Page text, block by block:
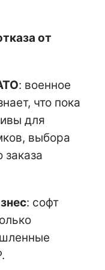
от
: военное
что пока
для
выбора
заказа
: софт